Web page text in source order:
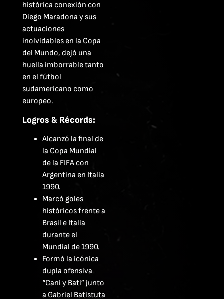
histórica conexión con
Diego Maradona y sus
actuaciones
inolvidables en la Copa
del Mundo, dejó una
huella imborrable tanto
en el fútbol
sudamericano como
europeo.
Logros & Récords:
Alcanzó la final de
la Copa Mundial
de la FIFA con
Argentina en Italia
1990.
Marcó goles
históricos frente a
Brasil e Italia
durante el
Mundial de 1990.
Formó la icónica
dupla ofensiva
“Cani y Bati” junto
a Gabriel Batistuta